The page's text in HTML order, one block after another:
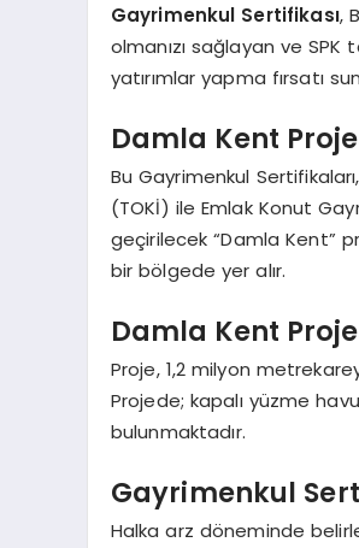
Gayrimenkul Sertifikası,
olmanızı sağlayan ve SPK
yatırımlar yapma fırsatı
Damla Kent
Bu Gayrimenkul
(TOKİ) ile Emlak Konut
geçirilecek “Damla Kent”
bir bölgede yer alır.
Damla Kent
Proje, 1,2 milyon
Projede; kapalı yüzme
bulunmaktadır.
Gayrimenkul
Halka arz döneminde